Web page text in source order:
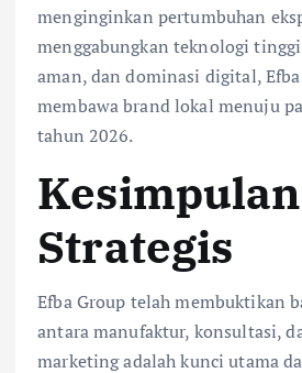
menginginkan pertumbuhan
menggabungkan teknologi
aman, dan dominasi digital,
membawa brand lokal menuju
tahun 2026.
Kesimpulan
Strategis
Efba Group telah membuktikan
antara manufaktur, konsultasi,
marketing adalah kunci utama